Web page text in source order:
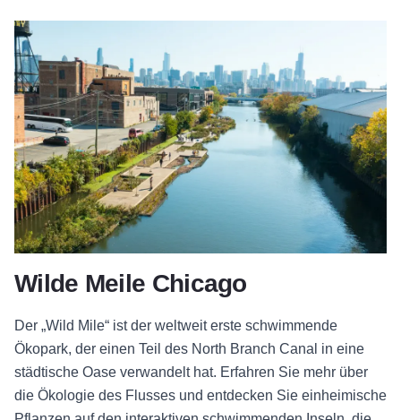
Wilde Meile Chicago
Der „Wild Mile“ ist der weltweit erste schwimmende
Ökopark, der einen Teil des North Branch Canal in eine
städtische Oase verwandelt hat. Erfahren Sie mehr über
die Ökologie des Flusses und entdecken Sie einheimische